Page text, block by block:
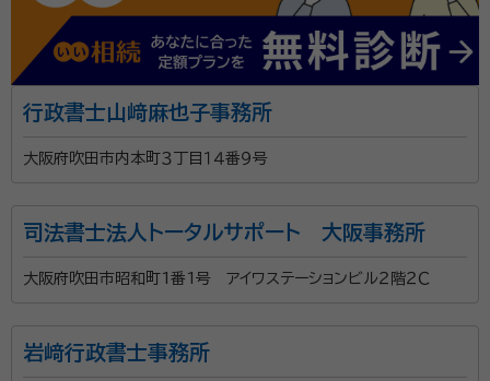
行政書士山﨑麻也子事務所
大阪府吹田市内本町３丁目１４番９号
司法書士法人トータルサポート 大阪事務所
大阪府吹田市昭和町1番1号 アイワステーションビル２階２Ｃ
岩﨑行政書士事務所